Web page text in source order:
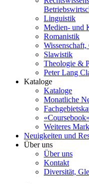
Linguistik
Medien- und
Romanistik
Slawistik
Theologie &
Peter Lang
Kataloge
Kataloge
Monatliche
Weiteres
Neuigkeiten und
Über uns
Über uns
Kontakt
Diversität,